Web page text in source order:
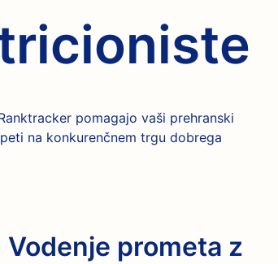
pomagajo vaši prehranski
na konkurenčnem trgu dobrega
prometa z